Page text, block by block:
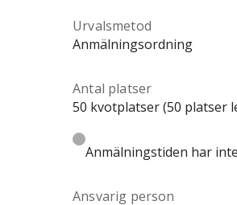
Urvalsmetod
Anmälningsordning
Antal platser
50 kvotplatser (50 platser
Anmälningstiden har
Ansvarig person